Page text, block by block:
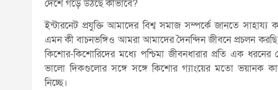
দেশে গড়ে উঠছে কীভাবে?
ইন্টারনেট প্রযুক্তি আমাদের বিশ্ব সমাজ সম্পর্কে জানতে
এমন কী বাচনভঙ্গিও আমরা আমাদের দৈনন্দিন জীবনে প্রচলন
কিশোর-কিশোরিদের মধ্যে পশ্চিমা জীবনধারার প্রতি এক
ভালো দিকগুলোর সঙ্গে সঙ্গে কিশোর গ্যাংয়ের মতো ভয়ানক
নিচ্ছে।